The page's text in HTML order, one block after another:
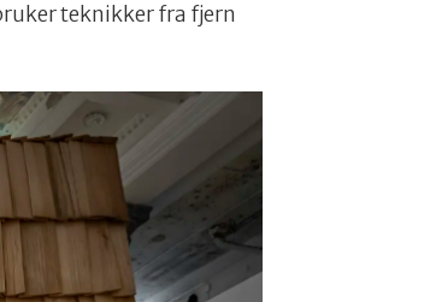
teknikker fra fjern